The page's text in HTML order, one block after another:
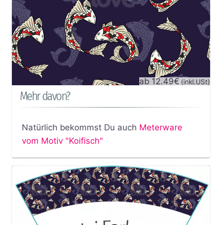
ab 12.49€ (inkl.USt)
Mehr davon?
Natürlich bekommst Du auch Meterware
vom Motiv "Koifisch"